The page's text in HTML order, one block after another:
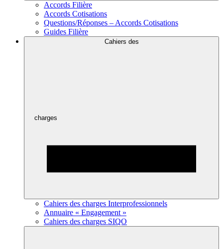
Accords Filière
Accords Cotisations
Questions/Réponses – Accords Cotisations
Guides Filière
Cahiers des
charges
Cahiers des charges Interprofessionnels
Annuaire « Engagement »
Cahiers des charges SIQO